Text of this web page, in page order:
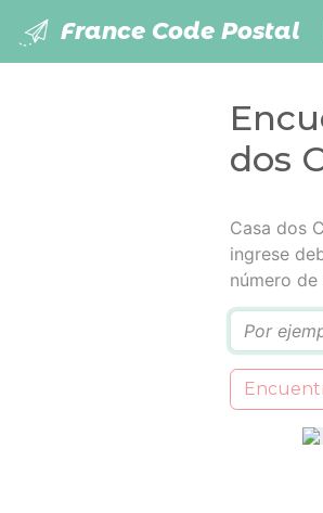
France Code Postal
dos
Casa dos
ingrese
número